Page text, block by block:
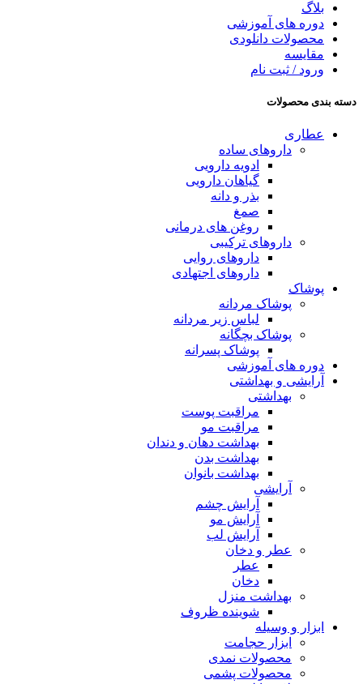
بلاگ
دوره های آموزشی
محصولات دانلودی
مقایسه
ورود / ثبت نام
دسته بندی محصولات
عطاری
داروهای ساده
ادویه دارویی
گیاهان دارویی
بذر و دانه
صمغ
روغن های درمانی
داروهای ترکیبی
داروهای روایی
داروهای اجتهادی
پوشاک
پوشاک مردانه
لباس زیر مردانه
پوشاک بچگانه
پوشاک پسرانه
دوره های آموزشی
آرایشی و بهداشتی
بهداشتی
مراقبت پوست
مراقبت مو
بهداشت دهان و دندان
بهداشت بدن
بهداشت بانوان
آرایشی
آرایش چشم
آرایش مو
آرایش لب
عطر و دخان
عطر
دخان
بهداشت منزل
شوینده ظروف
ابزار و وسیله
ابزار حجامت
محصولات نمدی
محصولات پشمی